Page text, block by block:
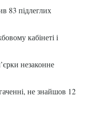
83 підлеглих
кабінеті і
незаконне
не знайшов 12